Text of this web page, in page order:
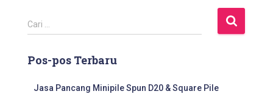
C
a
i
Cari …
Pos-pos Terbaru
Jasa Pancang Minipile Spun D20 & Square Pile